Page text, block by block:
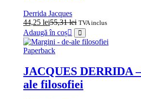
Derrida Jacques
44,25 lei55,31lei TVA inclus
Adaugă în coș
Paperback
JACQUES DERRIDA
ale filosofiei